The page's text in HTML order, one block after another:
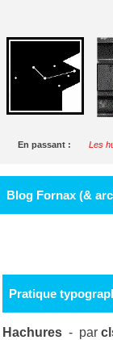
En passant :
Les
Blog Fornax (&
Pratique
Hachures - par